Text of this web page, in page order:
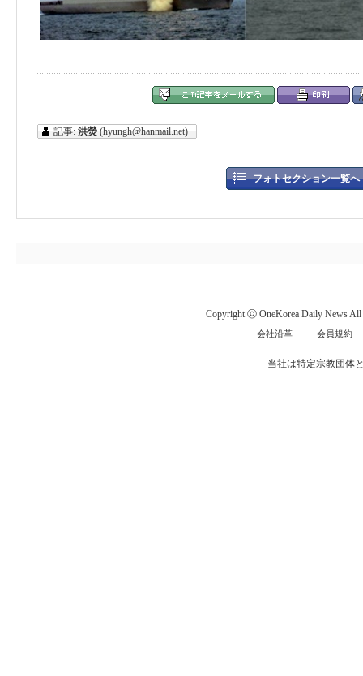
記事: 洪熒 (hyungh@hanmail.net)
フォトセクション一覧へ
Copyright ⓒ OneKorea Daily News All
会社沿革 会員規約
当社は特定宗教団体